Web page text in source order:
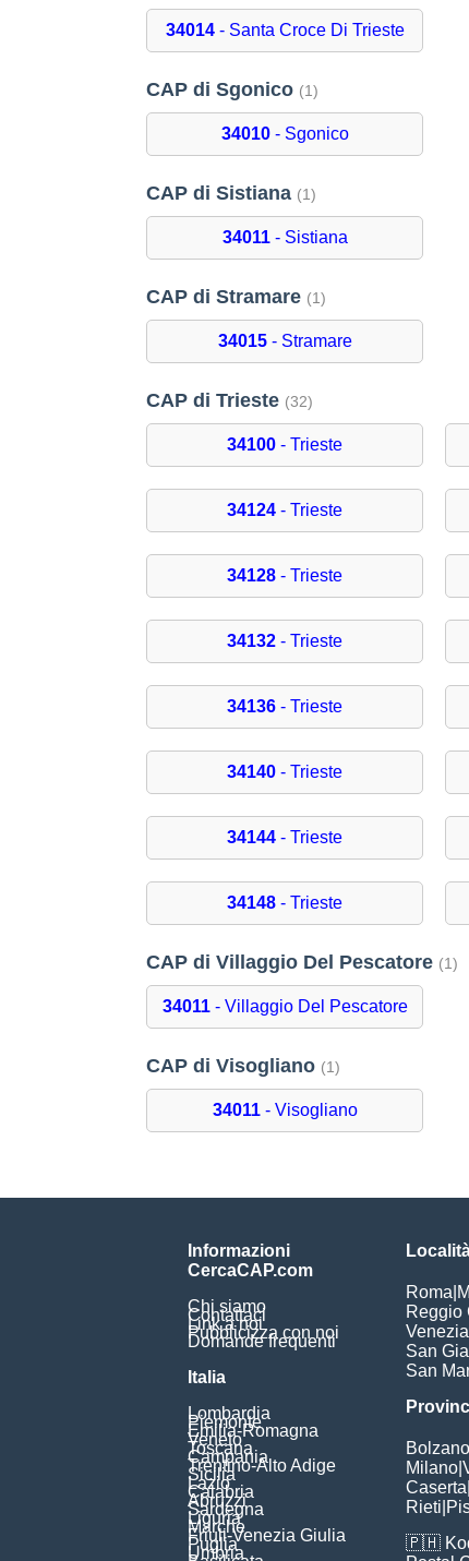
34014- Santa Croce Di Trieste
CAP di Sgonico (1)
34010- Sgonico
CAP di Sistiana (1)
34011- Sistiana
CAP di Stramare (1)
34015- Stramare
CAP di Trieste (32)
34100 - Trieste
34124 - Trieste
34128 - Trieste
34132 - Trieste
34136 - Trieste
34140 - Trieste
34144 - Trieste
34148 - Trieste
CAP di Villaggio Del Pescatore (1)
34011- Villaggio Del Pescatore
CAP di Visogliano (1)
34011- Visogliano
Informazioni
CercaCAP.com
Chi siamo
Contattaci
Link a noi
Pubblicizza con noi
Domande frequenti
Italia
Lombardia
Piemonte
Emilia-Romagna
Veneto
Toscana
Campania
Trentino-Alto Adige
Sicilia
Lazio
Calabria
Abruzzi
Sardegna
Liguria
Marche
Friuli-Venezia Giulia
Puglia
Umbria
Roma
Reggio
Venezia
San
San
Milano
Caserta
Rieti
🇵🇭